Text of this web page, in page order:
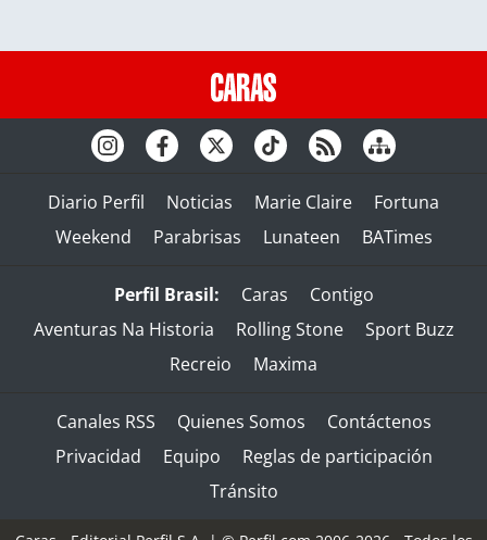
Diario Perfil Noticias Marie Claire
Fortuna
Weekend
Parabrisas Lunateen BATimes
Perfil Brasil: Caras
Contigo
Aventuras Na Historia
Rolling Stone
Sport Buzz
Recreio
Maxima
Canales RSS Quienes Somos
Contáctenos
Privacidad
Equipo
Reglas de participación
Tránsito